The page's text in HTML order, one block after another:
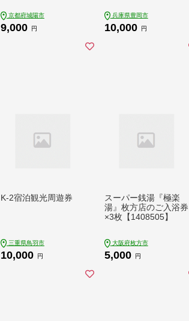
京都府城陽市
9,000 円
ポン チケット 温泉宿
ホテル 宿泊 国内旅行
兵庫県豊岡市
10,000 円
K-2宿泊観光周遊券
三重県鳥羽市
10,000 円
スーパー銭湯『極楽
湯』枚方店のご入浴券
×3枚【1408505】
大阪府枚方市
5,000 円